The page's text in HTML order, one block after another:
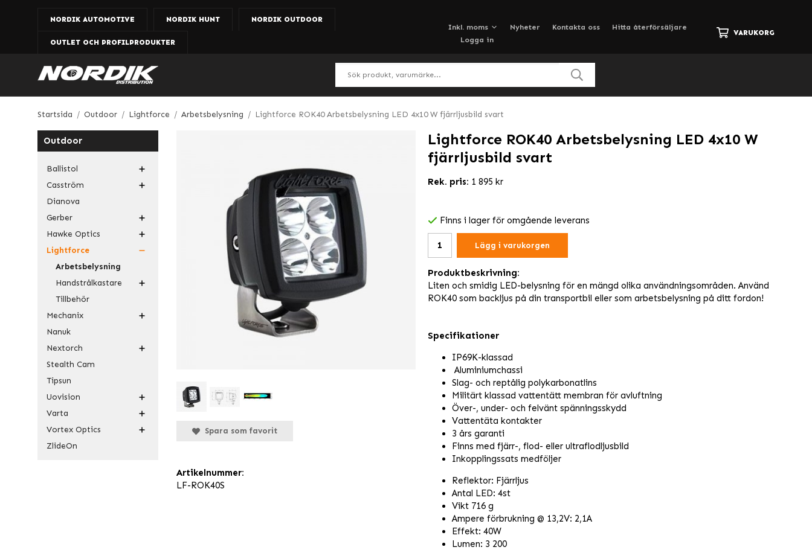
NORDIK AUTOMOTIVE NORDIK HUNT NORDIK OUTDOOR
OUTLET OCH PROFILPRODUKTER
Nyheter Kontakta oss
Hitta återförsäljare
Logga in
VARUKORG
Startsida / Outdoor / Lightforce / Arbetsbelysning / Lightforce ROK40 Arbetsbelysning LED 4x10 W fjärrljusbild svart
Outdoor
Ballistol
Casström
Dianova
Gerber
Hawke Optics
Lightforce
Arbetsbelysning
Handstrålkastare
Tillbehör
Mechanix
Nanuk
Nextorch
Stealth Cam
Tipsun
Uovision
Varta
Vortex Optics
ZlideOn
Lightforce ROK40 Arbetsbelysning LED 4x10 W
fjärrljusbild svart
Rek. pris: 1 895 kr
Finns i lager för omgående leverans
Lägg i varukorgen
Produktbeskrivning:
Liten och smidig LED-belysning för en mängd olika användningsområden. Använd
ROK40 som backljus på din transportbil eller som arbetsbelysning på ditt fordon!
Specifikationer
IP69K-klassad
Aluminiumchassi
Slag- och reptålig polykarbonatlins
Militärt klassad vattentätt membran för avluftning
Över-, under- och felvänt spänningsskydd
Vattentäta kontakter
3 års garanti
Finns med fjärr-, flod- eller ultraflodljusbild
Inkopplingssats medföljer
Reflektor: Fjärrljus
Antal LED: 4st
Vikt 716 g
Ampere förbrukning @ 13,2V: 2,1A
Effekt: 40W
Lumen: 3 200
Spara som favorit
Artikelnummer:
LF-ROK40S